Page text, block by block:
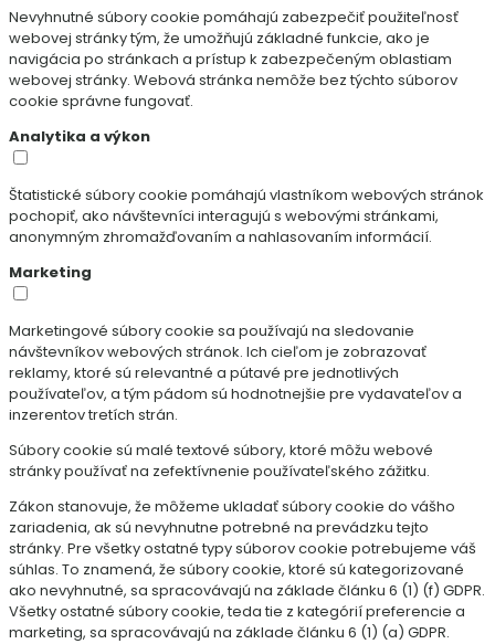
Nevyhnutné súbory cookie pomáhajú zabezpečiť použiteľnosť
webovej stránky tým, že umožňujú základné funkcie, ako je
navigácia po stránkach a prístup k zabezpečeným oblastiam
webovej stránky. Webová stránka nemôže bez týchto súborov
cookie správne fungovať.
Analytika a výkon
Štatistické súbory cookie pomáhajú vlastníkom webových stránok
pochopiť, ako návštevníci interagujú s webovými stránkami,
anonymným zhromažďovaním a nahlasovaním informácií.
Marketing
Marketingové súbory cookie sa používajú na sledovanie
návštevníkov webových stránok. Ich cieľom je zobrazovať
reklamy, ktoré sú relevantné a pútavé pre jednotlivých
používateľov, a tým pádom sú hodnotnejšie pre vydavateľov a
inzerentov tretích strán.
Súbory cookie sú malé textové súbory, ktoré môžu webové
stránky používať na zefektívnenie používateľského zážitku.
Zákon stanovuje, že môžeme ukladať súbory cookie do vášho
zariadenia, ak sú nevyhnutne potrebné na prevádzku tejto
stránky. Pre všetky ostatné typy súborov cookie potrebujeme váš
súhlas. To znamená, že súbory cookie, ktoré sú kategorizované
ako nevyhnutné, sa spracovávajú na základe článku 6 (1) (f) GDPR.
Všetky ostatné súbory cookie, teda tie z kategórií preferencie a
marketing, sa spracovávajú na základe článku 6 (1) (a) GDPR.